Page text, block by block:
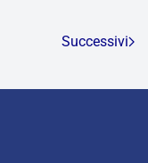
Successivi